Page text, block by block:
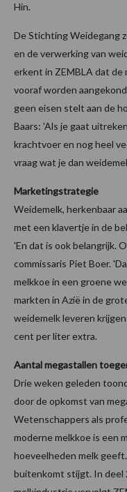
Hin.
De Stichting Weidegang
en de verwerking van
erkent in ZEMBLA dat
vooraf worden
geen eisen stelt aan de
Baars: 'Als je gaat
krachtvoer en nog heel
vraag wat je dan
Marketingstrategie
Weidemelk, herkenbaar
met een klavertje in de
'En dat is ook belangrijk.
commissaris Piet Boer.
melkkoe in een groene
markten in Azië in de
weidemelk leveren
cent per liter extra.
Aantal megastallen
Drie weken geleden
door de opkomst van
Wetenschappers als
moderne melkkoe is een
hoeveelheden melk
buitenkomt stijgt. In deel